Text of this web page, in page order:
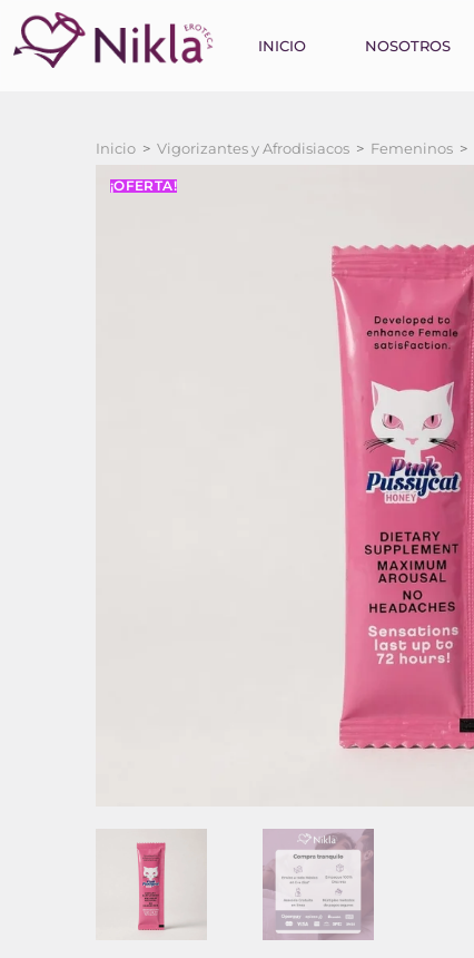
INICIO NOSOTROS
Inicio > Vigorizantes y Afrodisiacos > Femeninos >
¡OFERTA!